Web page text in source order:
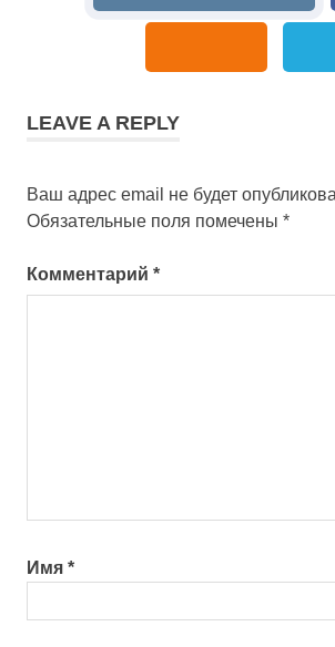
LEAVE A REPLY
Ваш адрес email не будет
Обязательные поля помечены *
Комментарий *
Имя *